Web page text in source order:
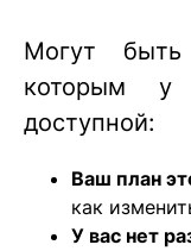
Могут
которым
доступной:
Ваш план
как
У вас нет